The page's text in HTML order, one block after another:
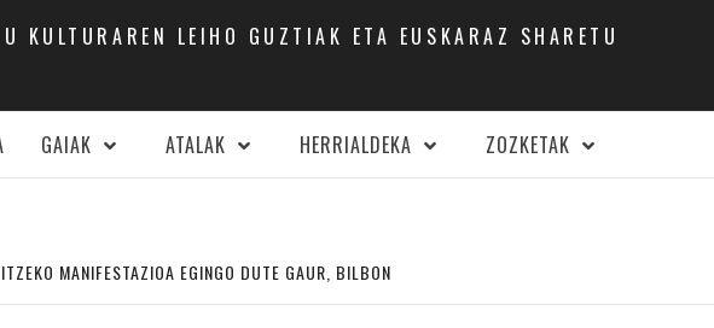
KULTURAREN LEIHO GUZTIAK ETA EUSKARAZ SHARETU
GAIAK ATALAK HERRIALDEKA ZOZKETAK
MANIFESTAZIOA EGINGO DUTE GAUR, BILBON